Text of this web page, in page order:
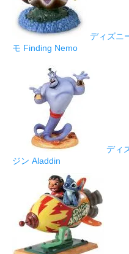
ディズニ
モ Finding Nemo
ディ
ジン Aladdin